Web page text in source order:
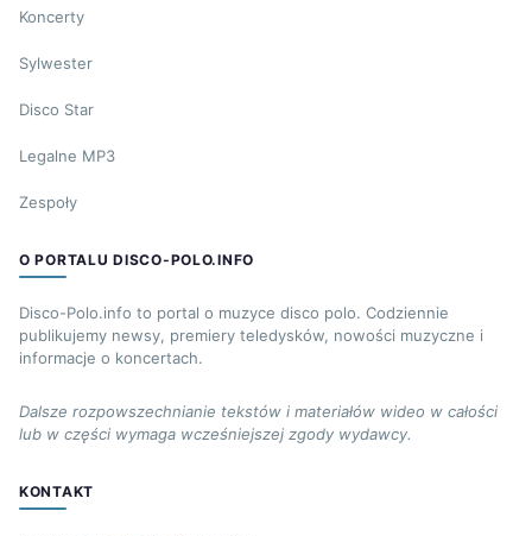
Koncerty
Sylwester
Disco Star
Legalne MP3
Zespoły
O PORTALU DISCO-POLO.INFO
Disco-Polo.info to portal o muzyce disco polo. Codziennie
publikujemy newsy, premiery teledysków, nowości muzyczne i
informacje o koncertach.
Dalsze rozpowszechnianie tekstów i materiałów wideo w całości
lub w części wymaga wcześniejszej zgody wydawcy.
KONTAKT